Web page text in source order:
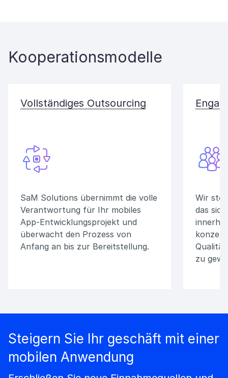
Kooperationsmodelle
Vollständiges Outsourcing
SaM Solutions übernimmt die volle
Verantwortung für Ihr mobiles
App-Entwicklungsprojekt und
überwacht den Prozess von
Anfang an bis zur Bereitstellung.
Wir
das
zu
Steigern Sie Ihr geschäft mit einer
mobilen Anwendung